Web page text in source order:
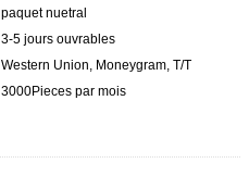
paquet nuetral
3-5 jours ouvrables
Western Union, Moneygram, T/T
3000Pieces par mois